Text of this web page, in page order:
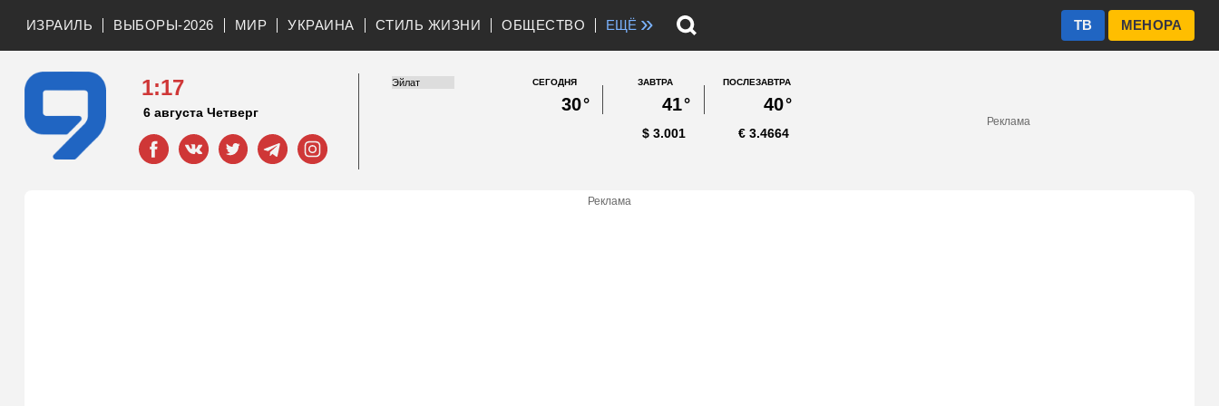
ИЗРАИЛЬ ВЫБОРЫ-2026 МИР УКРАИНА СТИЛЬ ЖИЗНИ ОБЩЕСТВО ЕЩЁ » МЕНОРА
ТВ
1:17
6 августа Четверг
СЕГОДНЯ
30°
ЗАВТРА
41°
ПОСЛЕЗАВТРА
40°
3.001
$ 3.4664
€
Реклама
Реклама